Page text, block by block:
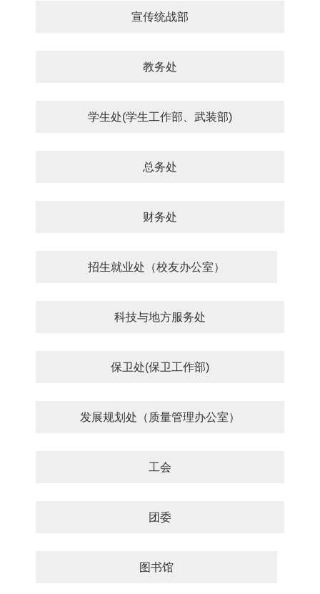
宣传统战部
教务处
学生处(学生工作部、武装部)
总务处
财务处
招生就业处（校友办公室）
科技与地方服务处
保卫处(保卫工作部)
发展规划处（质量管理办公室）
工会
团委
图书馆